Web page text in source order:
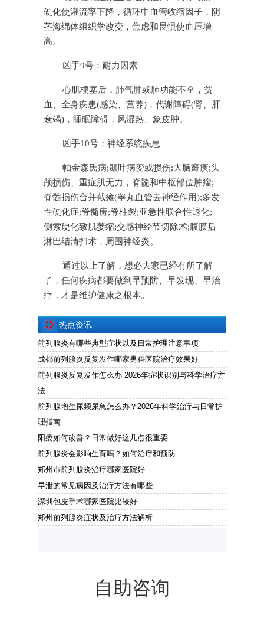
硬化使灌流率下降，循环中血管收缩因子，阴
茎海绵体组织学改变，焦虑和畏惧使血压增
高。
凶手9号：耐力因素
心肌梗塞后，肺气肿或肺功能不全，贫
血、全身疾患(感染、营养)，代谢障碍(肾、肝
衰竭)，睡眠障碍，风湿热、象皮肿。
凶手10号：神经系统疾患
帕金森氏病;颞叶病变或损伤;大脑瘫痪;头
颅损伤、重症肌无力，脊髓和中枢部位肿瘤;
脊髓损伤合并截瘫(睾丸血管去神经作用);多发
性硬化症;脊髓痨;脊柱裂;亚急性联合性退化;
侧索硬化致肌萎缩;交感神经节切除术;腹膜后
淋巴结清扫术，周围神经炎。
通过以上了解，想必大家已经有所了解
了，任何疾病都要做到早预防、早发现、早治
疗，才是维护健康之根本。
热点资讯
前列腺炎有哪些典型症状以及日常护理注意事项
成都前列腺炎反复发作哪家男科医院治疗效果好
前列腺炎反复发作怎么办 2026年症状识别与科学治疗方
法
前列腺增生尿频尿急怎么办？2026年科学治疗与日常护
理指南
阳痿如何改善？日常做好这几点很重要
前列腺炎会影响生育吗？如何治疗和预防
郑州市前列腺炎治疗哪家医院好
早泄的常见病因及治疗方法有哪些
深圳包皮手术哪家医院比较好
郑州前列腺炎症状及治疗方法解析
自助咨询